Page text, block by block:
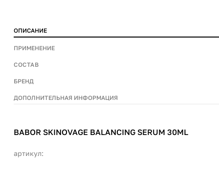
ОПИСАНИЕ
ПРИМЕНЕНИЕ
СОСТАВ
БРЕНД
ДОПОЛНИТЕЛЬНАЯ ИНФОРМАЦИЯ
BABOR SKINOVAGE BALANCING SERUM 30ML
артикул: